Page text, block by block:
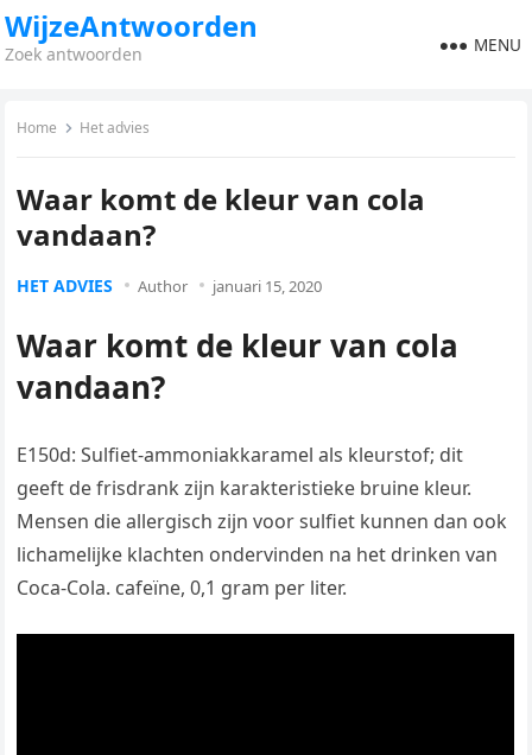
WijzeAntwoorden
Zoek antwoorden MENU
Home Het advies
Waar komt de kleur van cola
vandaan?
HET ADVIES Author januari 15, 2020
Waar komt de kleur van cola
vandaan?
E150d: Sulfiet-ammoniakkaramel als kleurstof; dit
geeft de frisdrank zijn karakteristieke bruine kleur.
Mensen die allergisch zijn voor sulfiet kunnen dan ook
lichamelijke klachten ondervinden na het drinken van
Coca-Cola. cafeïne, 0,1 gram per liter.